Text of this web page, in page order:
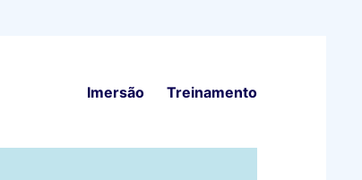
Imersão Treinamento